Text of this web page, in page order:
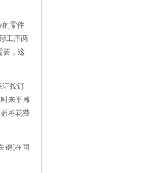
现象
的零件
工序两
要，这
证按订
来平摊
将花费
键(在同